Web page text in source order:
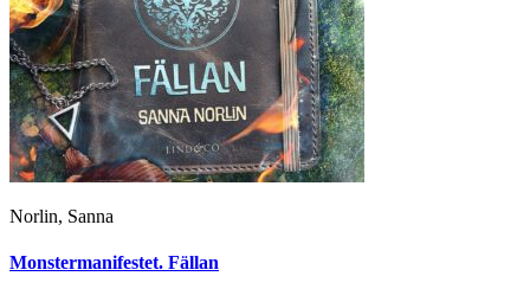
Norlin, Sanna
Monstermanifestet. Fällan